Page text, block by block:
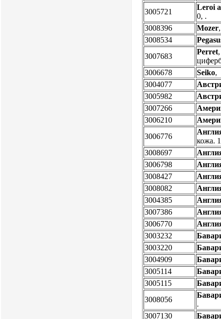
3005721
Leroi
0, .
3008396
Mozer
3008534
3007683
Perret
3006678
Seiko,
3004077
3005982
3007266
3006210
3006776
кожа.
3008697
3006798
3008427
3008082
3004385
3007386
3006770
3003232
3003220
3004909
3005114
3005115
3008056
.
3007130